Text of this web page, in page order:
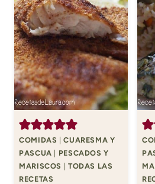
COMIDAS |CUARESMA Y
PASCUA | PESCADOS Y
MARISCOS | TODAS LAS
RECETAS